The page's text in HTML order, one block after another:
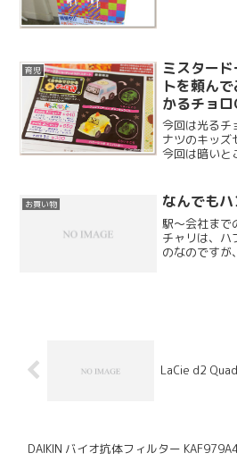
育児
ミスター
トを頼ん
かるチョロ
今回は光るチ
ナツのキッズ
今回は暗いと
お買い物 なんでも
駅〜会社まで
チャリは、ハ
のなのですが
LaCie d2
DAIKIN バイオ抗体フィルター